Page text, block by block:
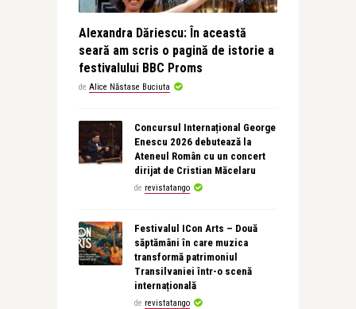
Alexandra Dăriescu: În această
seară am scris o pagină de istorie a
festivalului BBC Proms
de Alice Năstase Buciuta
Concursul Internațional George
Enescu 2026 debutează la
Ateneul Român cu un concert
dirijat de Cristian Măcelaru
de revistatango
Festivalul ICon Arts – Două
săptămâni în care muzica
transformă patrimoniul
Transilvaniei într-o scenă
internațională
de revistatango